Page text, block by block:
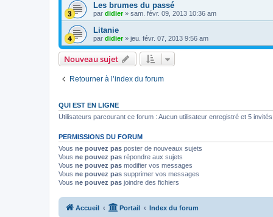
Les brumes du passé
par didier» sam. févr. 09, 2013 10:36 am
Litanie
par didier» jeu. févr. 07, 2013 9:56 am
Nouveau sujet
Retourner à l’index du forum
QUI EST EN LIGNE
Utilisateurs parcourant ce forum : Aucun utilisateur enregistré et 5 invités
PERMISSIONS DU FORUM
Vous ne pouvez pas poster de nouveaux sujets
Vous ne pouvez pas répondre aux sujets
Vous ne pouvez pas modifier vos messages
Vous ne pouvez pas supprimer vos messages
Vous ne pouvez pas joindre des fichiers
Accueil Portail Index du forum